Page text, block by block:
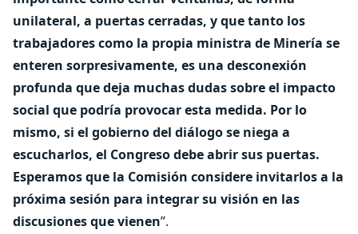
unilateral, a puertas cerradas, y que tanto los
trabajadores como la propia ministra de Minería se
enteren sorpresivamente, es una desconexión
profunda que deja muchas dudas sobre el impacto
social que podría provocar esta medida. Por lo
mismo, si el gobierno del diálogo se niega a
escucharlos, el Congreso debe abrir sus puertas.
Esperamos que la Comisión considere invitarlos a la
próxima sesión para integrar su visión en las
discusiones que vienen”.